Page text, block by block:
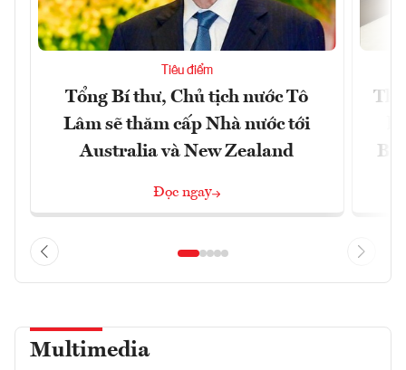
Tiêu điểm
Tổng Bí thư, Chủ tịch nước Tô
Lâm sẽ thăm cấp Nhà nước tới
Australia và New Zealand
Đọc ngay
Multimedia